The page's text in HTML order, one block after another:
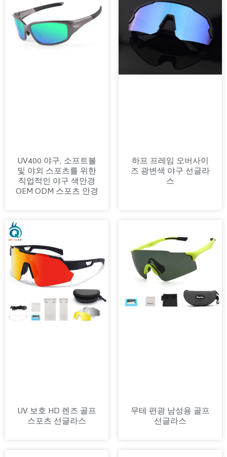
UV400 야구, 소프트볼
및 야외 스포츠를 위한
직업적인 야구 색안경
OEM ODM 스포츠 안경
하프 프레임 오버사이
즈 광변색 야구 선글라
스
UV 보호 HD 렌즈 골프
스포츠 선글라스
무테 편광 남성용 골프
선글라스